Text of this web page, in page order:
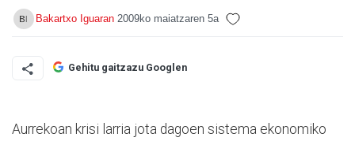
Bakartxo Iguaran 2009ko maiatzaren 5a
Gehitu gaitzazu Googlen
Aurrekoan krisi larria jota dagoen sistema ekonomiko